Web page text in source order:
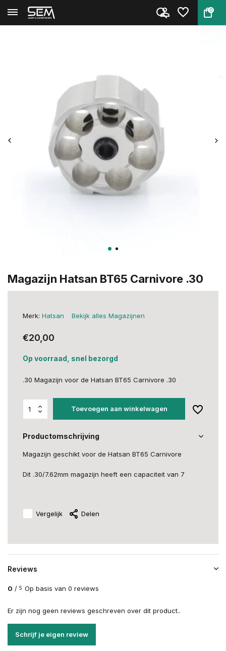
0
Terug Home Magazijn Hatsan BT65 Carnivore...
Magazijn Hatsan BT65 Carnivore .30
Merk: Hatsan Bekijk alles Magazijnen
€20,00
Op voorraad, snel bezorgd
.30 Magazijn voor de Hatsan BT65 Carnivore .30
Toevoegen aan winkelwagen
Productomschrijving
Magazijn geschikt voor de Hatsan BT65 Carnivore
Dit .30/7.62mm magazijn heeft een capaciteit van 7
Vergelijk Delen
Reviews
0 / 5 Op basis van 0 reviews
Er zijn nog geen reviews geschreven over dit product..
Schrijf je eigen review